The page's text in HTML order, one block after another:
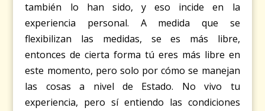
también lo han sido, y eso incide en la
experiencia personal. A medida que se
flexibilizan las medidas, se es más libre,
entonces de cierta forma tú eres más libre en
este momento, pero solo por cómo se manejan
las cosas a nivel de Estado. No vivo tu
experiencia, pero sí entiendo las condiciones